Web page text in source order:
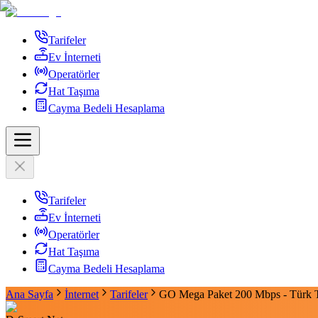
Tarifeler
Ev İnterneti
Operatörler
Hat Taşıma
Cayma Bedeli Hesaplama
Tarifeler
Ev İnterneti
Operatörler
Hat Taşıma
Cayma Bedeli Hesaplama
Ana Sayfa İnternet Tarifeler GO Mega Paket 200 Mbps - Türk